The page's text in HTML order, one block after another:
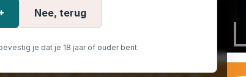
Nee, terug
je dat je 18 jaar of ouder bent.